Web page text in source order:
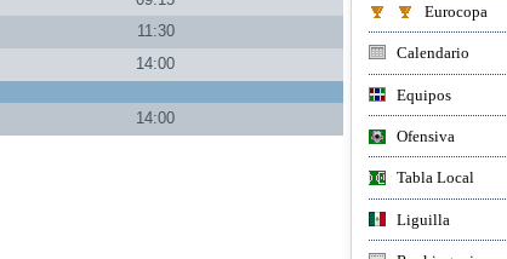
11:30
14:00
14:00
Eurocopa
Calendario
Equipos
Ofensiva
Tabla Local
Liguilla